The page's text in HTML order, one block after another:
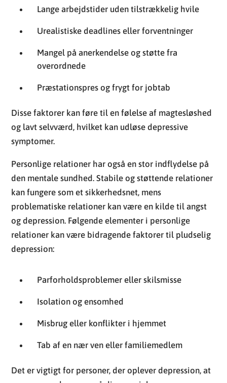
Lange arbejdstider uden tilstrækkelig hvile
Urealistiske deadlines eller forventninger
Mangel på anerkendelse og støtte fra
overordnede
Præstationspres og frygt for jobtab
Disse faktorer kan føre til en følelse af magtesløshed
og lavt selvværd, hvilket kan udløse depressive
symptomer.
Personlige relationer har også en stor indflydelse på
den mentale sundhed. Stabile og støttende relationer
kan fungere som et sikkerhedsnet, mens
problematiske relationer kan være en kilde til angst
og depression. Følgende elementer i personlige
relationer kan være bidragende faktorer til pludselig
depression:
Parforholdsproblemer eller skilsmisse
Isolation og ensomhed
Misbrug eller konflikter i hjemmet
Tab af en nær ven eller familiemedlem
Det er vigtigt for personer, der oplever depression, at